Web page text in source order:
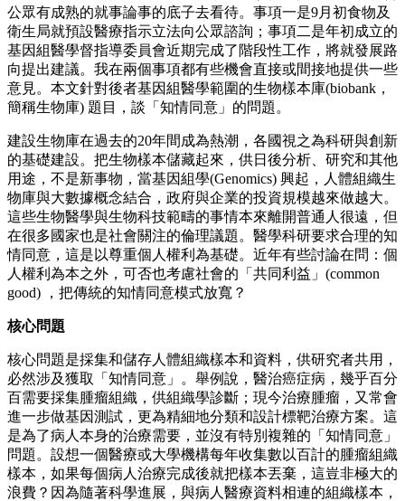
公眾有成熟的就事論事的底子去看待。事項一是9月初食物及
衛生局就預設醫療指示立法向公眾諮詢；事項二是年初成立的
基因組醫學督指導委員會近期完成了階段性工作，將就發展路
向提出建議。我在兩個事項都有些機會直接或間接地提供一些
意見。本文針對後者基因組醫學範圍的生物樣本庫(biobank，
簡稱生物庫) 題目，談「知情同意」的問題。
建設生物庫在過去的20年間成為熱潮，各國視之為科研與創新
的基礎建設。把生物樣本儲藏起來，供日後分析、研究和其他
用途，不是新事物，當基因組學(Genomics) 興起，人體組織生
物庫與大數據概念結合，政府與企業的投資規模越來做越大。
這些生物醫學與生物科技範疇的事情本來離開普通人很遠，但
在很多國家也是社會關注的倫理議題。醫學科研要求合理的知
情同意，這是以尊重個人權利為基礎。近年有些討論在問：個
人權利為本之外，可否也考慮社會的「共同利益」(common
good) ，把傳統的知情同意模式放寬？
核心問題
核心問題是採集和儲存人體組織樣本和資料，供研究者共用，
必然涉及獲取「知情同意」。舉例說，醫治癌症病，幾乎百分
百需要採集腫瘤組織，供組織學診斷；現今治療腫瘤，又常會
進一步做基因測試，更為精細地分類和設計標靶治療方案。這
是為了病人本身的治療需要，並沒有特別複雜的「知情同意」
問題。設想一個醫療或大學機構每年收集數以百計的腫瘤組織
樣本，如果每個病人治療完成後就把樣本丟棄，這豈非極大的
浪費？因為隨著科學進展，與病人醫療資料相連的組織樣本，